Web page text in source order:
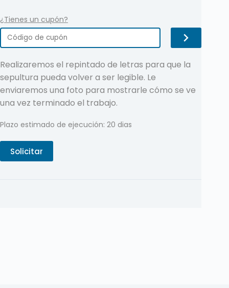
¿Tienes un cupón?
Realizaremos el repintado de letras para que la
sepultura pueda volver a ser legible. Le
enviaremos una foto para mostrarle cómo se ve
una vez terminado el trabajo.
Plazo estimado de ejecución: 20 dias
Solicitar